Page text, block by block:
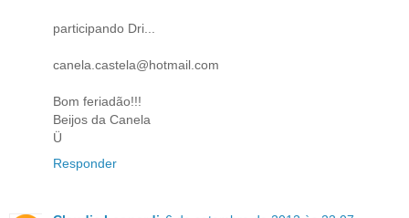
participando Dri...
canela.castela@hotmail.com
Bom feriadão!!!
Beijos da Canela
Ü
Responder